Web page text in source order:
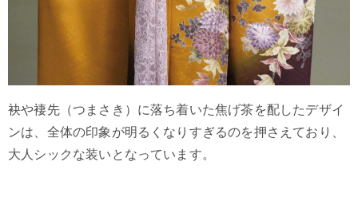
袂や褄先（つまさき）に落ち着いた焦げ茶を配したデザイ
ンは、全体の印象が明るくなりすぎるのを押さえており、
大人シックな装いとなっています。